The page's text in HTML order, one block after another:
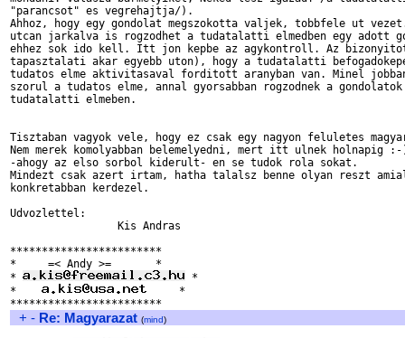
"parancsot" es vegrehajtja/).
Ahhoz, hogy egy gondolat megszokotta valjek, tobbfele ut
utcan jarkalva is rogzodhet a tudatalatti elmedben egy adott
ehhez sok ido kell. Itt jon kepbe az agykontroll. Az
tapasztalati akar egyebb uton), hogy a tudatalatti
tudatos elme aktivitasaval forditott aranyban van. Minel
szorul a tudatos elme, annal gyorsabban rogzodnek a
tudatalatti elmeben.
Tisztaban vagyok vele, hogy ez csak egy nagyon feluletes
Nem merek komolyabban belemelyedni, mert itt ulnek holnapig
-ahogy az elso sorbol kiderult- en se tudok rola sokat.
Mindezt csak azert irtam, hatha talalsz benne olyan reszt
konkretabban kerdezel.
Udvozlettel:
                 Kis Andras
************************
*     =< Andy >=       *
*
*
*
     *
+ - Re: Magyarazat (mind)